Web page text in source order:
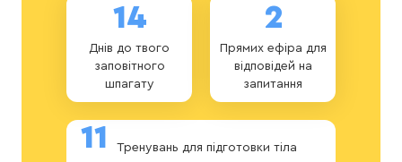
Тренувань для підготовки тіла
Днів до твого
заповітного
шпагату
Прямих ефіра для
відповідей на
запитання
11
14 2